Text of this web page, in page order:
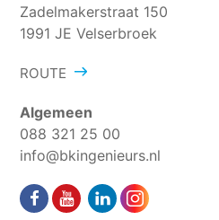
Zadelmakerstraat 150
1991 JE Velserbroek
ROUTE
Algemeen
088 321 25 00
info@bkingenieurs.nl